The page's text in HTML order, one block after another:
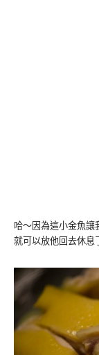
哈～因為這小金魚讓
就可以放他回去休息